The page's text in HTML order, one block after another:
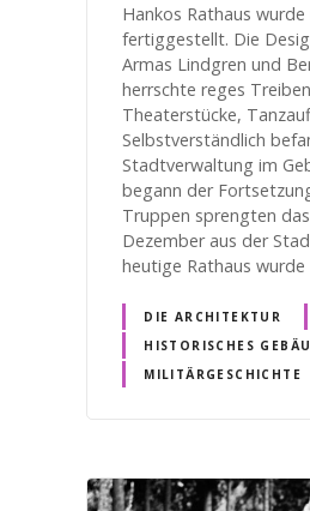
Hankos Rathaus
fertiggestellt. Die
Armas Lindgren und
herrschte reges
Theaterstücke,
Selbstverständlich
Stadtverwaltung im
begann der
Truppen sprengten
Dezember aus der
heutige Rathaus
DIE ARCHITEKTUR
HISTORISCHES
MILITÄRGESCHICHTE